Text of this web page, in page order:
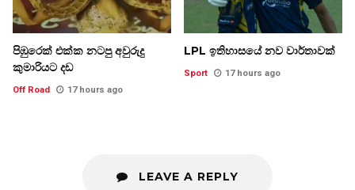
පිඹුරෙක් එක්ක නටපු අවුරුදු
කුමාරියට දඩ
Off Road 17 hours ago
LPL ඉතිහාසයේ නව වාර්තාවක්
Sport 17 hours ago
LEAVE A REPLY